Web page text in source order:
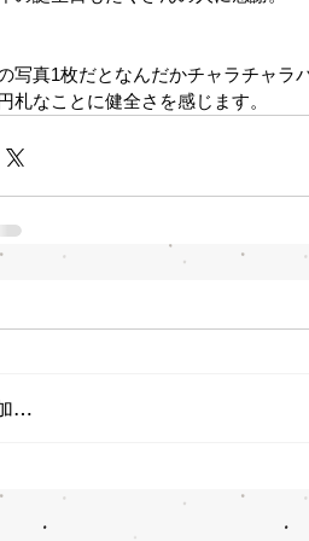
写真1枚だとなんだかチャラチャラ
札なことに健全さを感じます。
…